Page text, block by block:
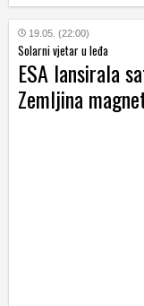
19.05. (22:00)
Solarni vjetar u leđa
ESA lansirala
Zemljina